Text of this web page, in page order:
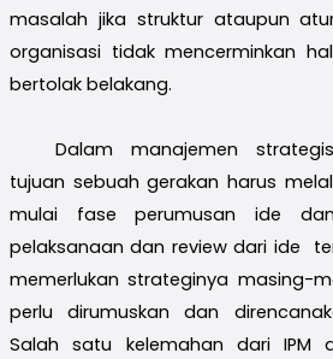
masalah jika struktur ataupun
organisasi tidak mencerminkan
bertolak belakang.
Dalam manajemen
tujuan sebuah gerakan harus
mulai fase perumusan ide
pelaksanaan dan review dari ide
memerlukan strateginya masing-
perlu dirumuskan dan
Salah satu kelemahan dari IPM